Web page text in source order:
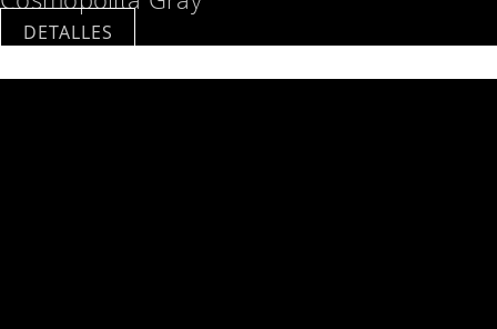
DETALLES